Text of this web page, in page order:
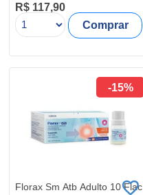
R$ 117,90
Comprar
-15%
Florax Sm Atb Adulto 10 Flac